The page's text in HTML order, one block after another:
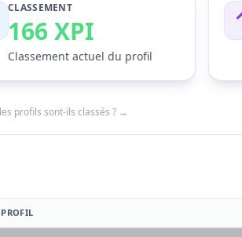
CLASSEMENT
166 XPI
Classement actuel du profil
profils sont-ils classés ? →